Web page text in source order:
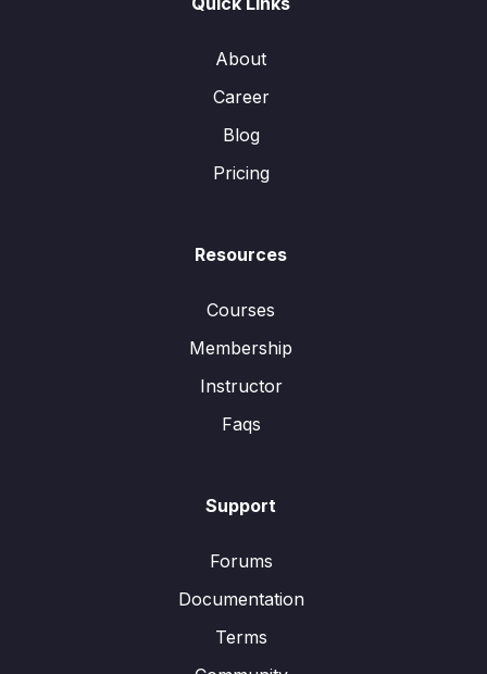
About
Career
Blog
Pricing
Resources
Courses
Membership
Instructor
Faqs
Support
Forums
Documentation
Terms